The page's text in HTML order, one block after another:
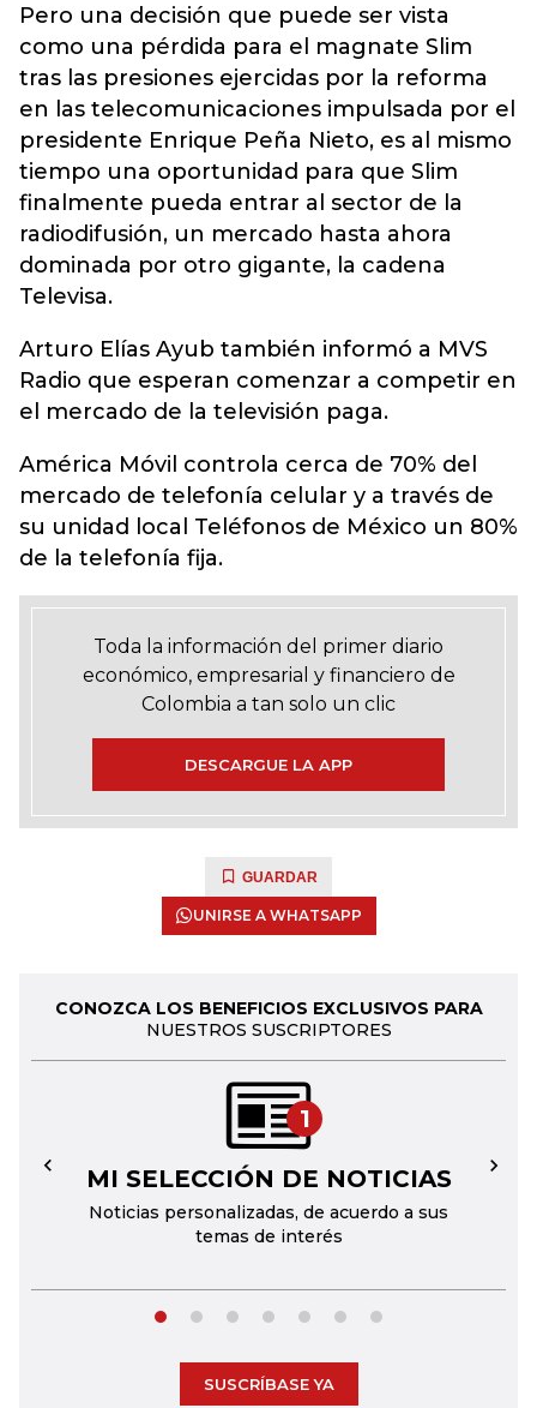
Pero una decisión que puede ser vista
como una pérdida para el magnate Slim
tras las presiones ejercidas por la reforma
en las telecomunicaciones impulsada por el
presidente Enrique Peña Nieto, es al mismo
tiempo una oportunidad para que Slim
finalmente pueda entrar al sector de la
radiodifusión, un mercado hasta ahora
dominada por otro gigante, la cadena
Televisa.
Arturo Elías Ayub también informó a MVS
Radio que esperan comenzar a competir en
el mercado de la televisión paga.
América Móvil controla cerca de 70% del
mercado de telefonía celular y a través de
su unidad local Teléfonos de México un 80%
de la telefonía fija.
Toda la información del primer diario
económico, empresarial y financiero de
Colombia a tan solo un clic
DESCARGUE LA APP
GUARDAR
UNIRSE A WHATSAPP
CONOZCA LOS BENEFICIOS EXCLUSIVOS PARA
NUESTROS SUSCRIPTORES
1
MI SELECCIÓN DE NOTICIAS
Noticias personalizadas, de acuerdo a sus
temas de interés
← →
SUSCRÍBASE YA